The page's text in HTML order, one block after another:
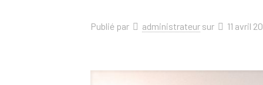
Publié par administrateur sur 11 avril